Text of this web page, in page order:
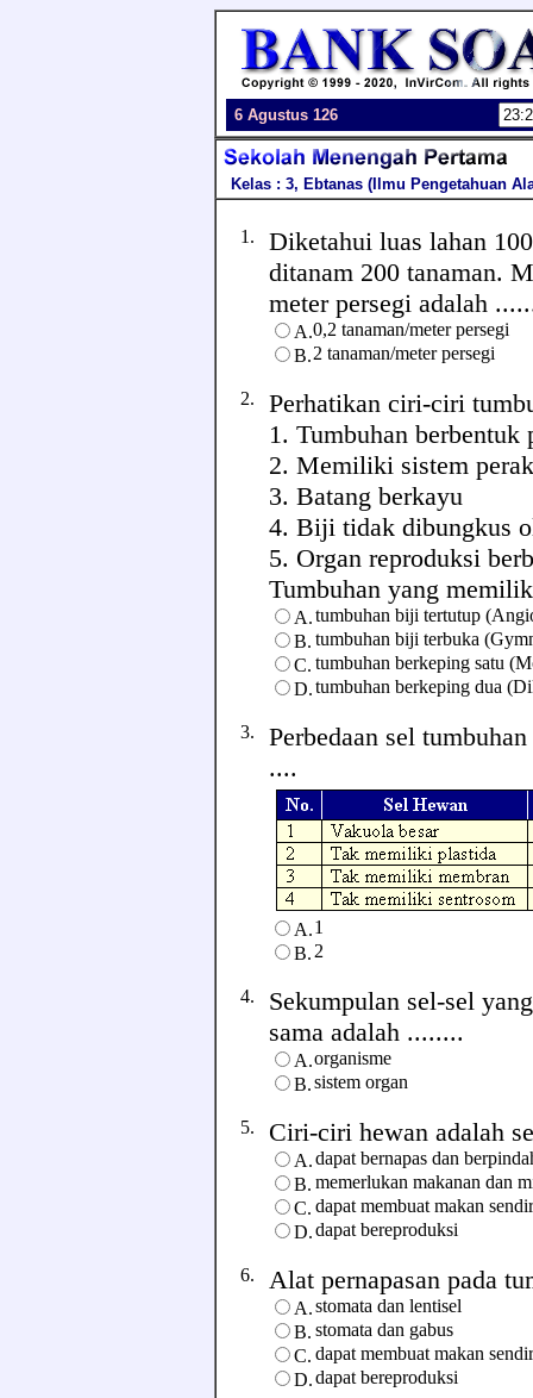
6 Agustus 126
Kelas : 3, Ebtanas (Ilmu Pengetahuan
1. Diketahui luas lahan
ditanam 200 tanaman.
meter persegi adalah
A.0,2 tanaman/meter persegi
B.2 tanaman/meter persegi
2. Perhatikan ciri-ciri
1. Tumbuhan berbentuk
2. Memiliki sistem
3. Batang berkayu
4. Biji tidak dibungkus
5. Organ reproduksi
Tumbuhan yang
A.tumbuhan biji tertutup
B. tumbuhan biji terbuka
C. tumbuhan berkeping satu
D.tumbuhan berkeping dua
3. Perbedaan sel
....
A.1
B. 2
4. Sekumpulan sel-sel
sama adalah ........
A.organisme
B.sistem organ
5. Ciri-ciri hewan adalah
A.dapat bernapas dan
B. memerlukan makanan dan
C. dapat membuat makan
D.dapat bereproduksi
6. Alat pernapasan pada
A.stomata dan lentisel
B. stomata dan gabus
C. dapat membuat makan
D.dapat bereproduksi